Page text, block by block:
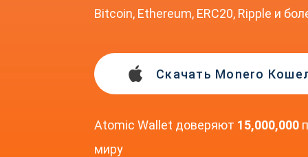
Bitcoin, Ethereum, ERC20, Ripple и
Скачать Monero
Atomic Wallet доверяют 15,000,000
миру